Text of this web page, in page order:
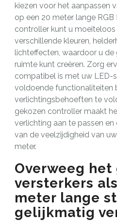
kiezen voor het aanpassen
op een 20 meter lange
controller kunt u moeiteloos
verschillende kleuren,
lichteffecten, waardoor u
ruimte kunt creëren. Zorg
compatibel is met uw LED-
voldoende functionaliteiten
verlichtingsbehoeften te
gekozen controller maakt
verlichting aan te passen
van de veelzijdigheid van
meter.
Overweeg
versterkers
meter lange
gelijkmatig